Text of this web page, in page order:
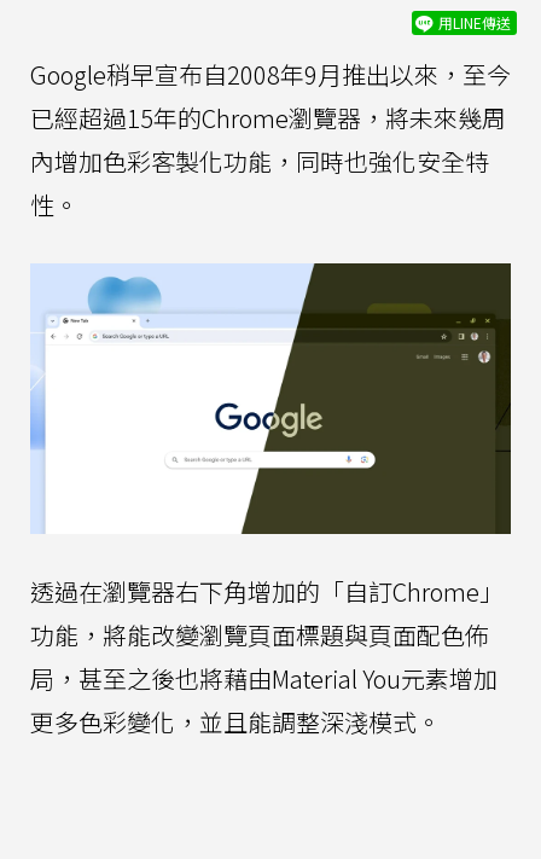
用LINE傳送
Google稍早宣布自2008年9月推出以來，至今
已經超過15年的Chrome瀏覽器，將未來幾周
內增加色彩客製化功能，同時也強化安全特
性。
透過在瀏覽器右下角增加的「自訂Chrome」
功能，將能改變瀏覽頁面標題與頁面配色佈
局，甚至之後也將藉由Material You元素增加
更多色彩變化，並且能調整深淺模式。